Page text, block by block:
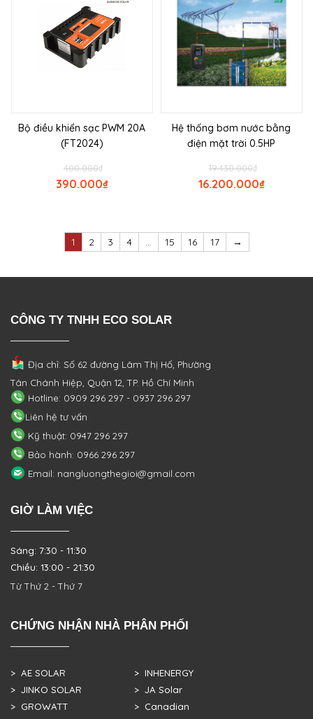
Bộ điều khiển sạc PWM 20A
(FT2024)
₫
400.000
₫
390.000
Hệ thống bơm nước bằng
điện mặt trời 0.5HP
₫
19.430.000
₫
16.200.000
1 2 3 4 … 15 16 17 →
CÔNG TY TNHH ECO SOLAR
Địa chỉ: Số 62 đường Lâm Thị Hố, Phường
Tân Chánh Hiệp, Quận 12, TP. Hồ Chí Minh
Hotline: 0909 296 297 - 0937 296 297
Liên hệ tư vấn
Kỹ thuật: 0947 296 297
Bảo hành: 0966 296 297
Email: nangluongthegioi@gmail.com
GIỜ LÀM VIỆC
Sáng: 7:30 - 11:30
Chiều: 13:00 - 21:30
Từ Thứ 2 - Thứ 7
CHỨNG NHẬN NHÀ PHÂN PHỐI
> AE SOLAR
> JINKO SOLAR
> GROWATT
> INHENERGY
> JA Solar
> Canadian